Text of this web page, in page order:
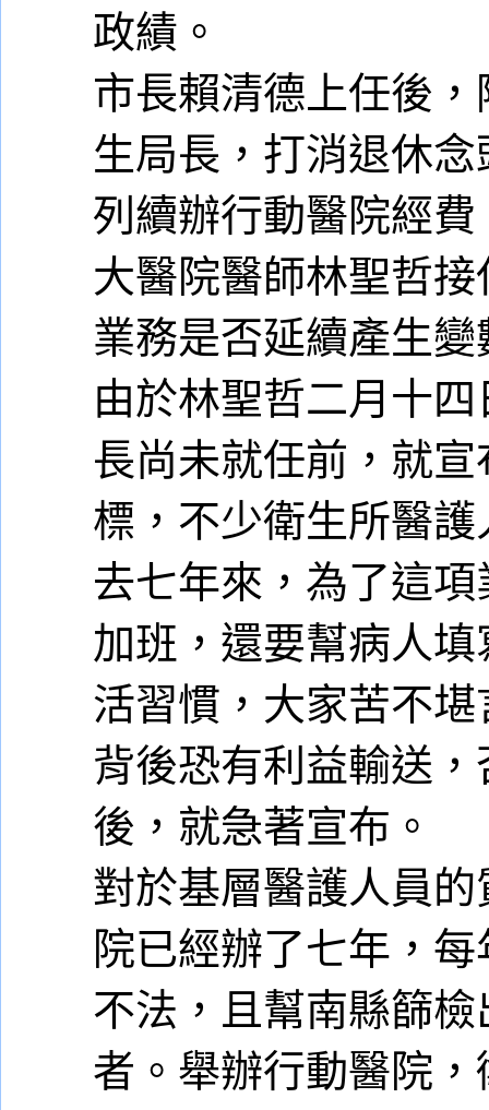
政績。
市長賴清德上任後
生局長，打消退休
列續辦行動醫院經
大醫院醫師林聖哲
業務是否延續產生
由於林聖哲二月十
長尚未就任前，就
標，不少衛生所醫
去七年來，為了這
加班，還要幫病人
活習慣，大家苦不
背後恐有利益輸送
後，就急著宣布。
對於基層醫護人員
院已經辦了七年，
不法，且幫南縣篩
者。舉辦行動醫院